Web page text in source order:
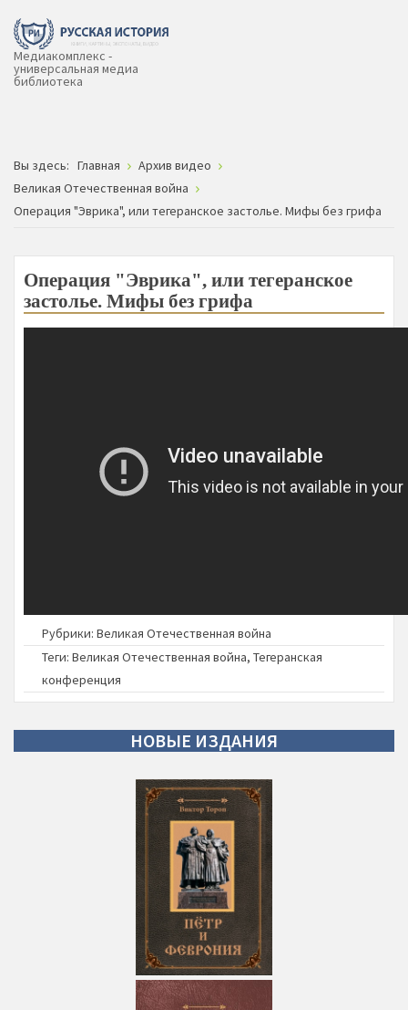
Медиакомплекс -
универсальная медиа
библиотека
Вы здесь: Главная
Архив видео
Великая Отечественная война
Операция "Эврика", или тегеранское застолье. Мифы без грифа
Операция "Эврика", или тегеранское
застолье. Мифы без грифа
Рубрики: Великая Отечественная война
Теги: Великая Отечественная война, Тегеранская
конференция
НОВЫЕ ИЗДАНИЯ